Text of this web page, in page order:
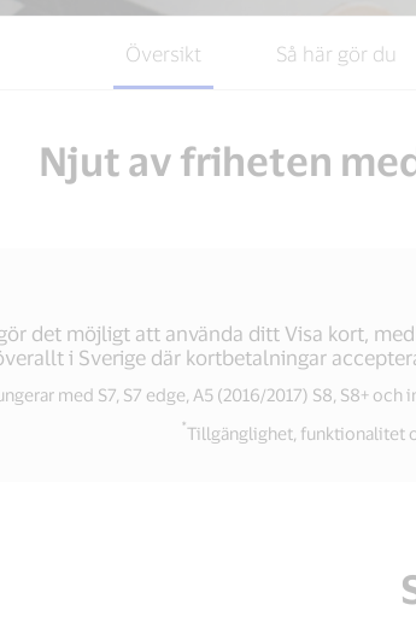
Översikt Så här gör du
Njut av friheten
det möjligt att använda ditt Visa kort,
i Sverige där kortbetalningar
med S7, S7 edge, A5 (2016/2017) S8, S8+
*Tillgänglighet, funktionalitet